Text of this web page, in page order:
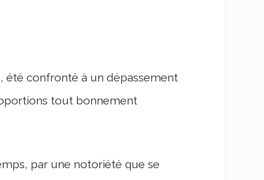
confronté à un dépassement
tout bonnement
par une notoriété que se